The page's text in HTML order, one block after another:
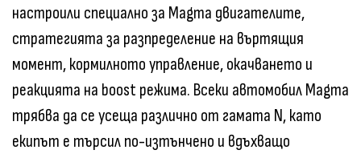
настроили специално за Magma двигателите,
стратегията за разпределение на въртящия
момент, кормилното управление, окачването и
реакцията на boost режима. Всеки автомобил Magma
трябва да се усеща различно от гамата N, като
екипът е търсил по-изтънчено и вдъхващо